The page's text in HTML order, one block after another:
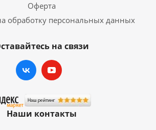
Оферта
обработку персональных данных
на связи
Наши контакты